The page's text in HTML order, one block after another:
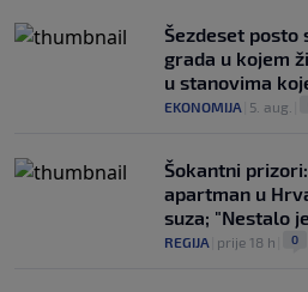
Šezdeset posto
grada u kojem
u stanovima
EKONOMIJA 5. aug.
Šokantni
apartman u
suza; "Nestalo
REGIJA prije 18 h 0